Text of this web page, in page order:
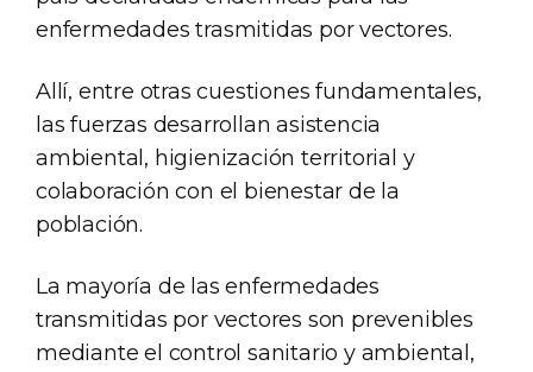
enfermedades trasmitidas por vectores.
Allí, entre otras cuestiones fundamentales,
las fuerzas desarrollan asistencia
ambiental, higienización territorial y
colaboración con el bienestar de la
población.
La mayoría de las enfermedades
transmitidas por vectores son prevenibles
mediante el control sanitario y ambiental,